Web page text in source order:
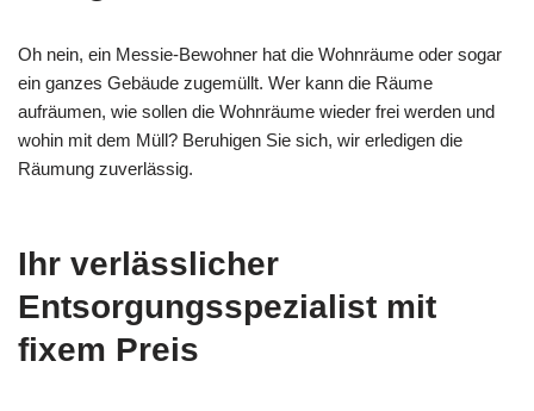
Oh nein, ein Messie-Bewohner hat die Wohnräume oder sogar
ein ganzes Gebäude zugemüllt. Wer kann die Räume
aufräumen, wie sollen die Wohnräume wieder frei werden und
wohin mit dem Müll? Beruhigen Sie sich, wir erledigen die
Räumung zuverlässig.
Ihr verlässlicher
Entsorgungsspezialist mit
fixem Preis